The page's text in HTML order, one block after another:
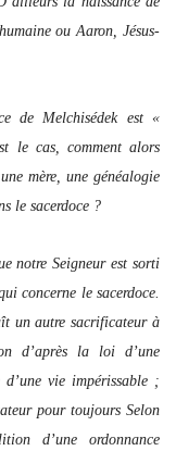
ou Aaron, Jésus-
de Melchisédek est «
le cas, comment alors
mère, une généalogie
le sacerdoce ?
notre Seigneur est sorti
concerne le sacerdoce.
un autre sacrificateur à
d’après la loi d’une
vie impérissable ;
pour toujours Selon
d’une ordonnance